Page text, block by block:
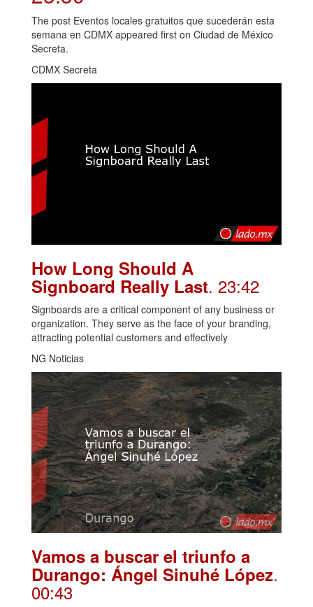
The post Eventos locales gratuitos que sucederán esta
semana en CDMX appeared first on Ciudad de México
Secreta.
CDMX Secreta
How Long Should A
Signboard Really Last. 23:42
Signboards are a critical component of any business or
organization. They serve as the face of your branding,
attracting potential customers and effectively
NG Noticias
Vamos a buscar el triunfo a
Durango: Ángel Sinuhé López.
00:43